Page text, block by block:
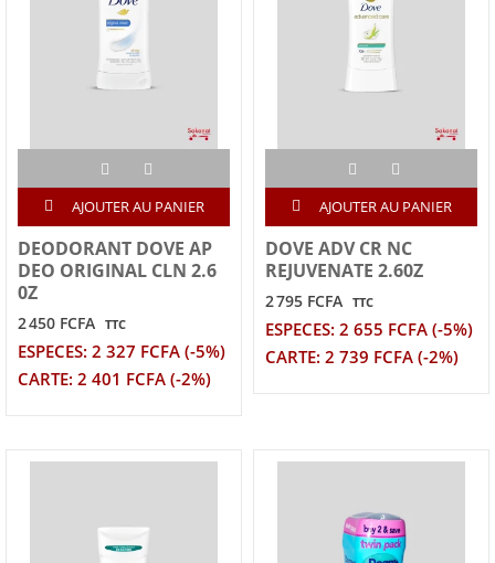
AJOUTER AU PANIER
DEODORANT DOVE AP
DEO ORIGINAL CLN 2.6
0Z
2 450 FCFA TTC
ESPECES: 2 327 FCFA (-5%)
CARTE: 2 401 FCFA (-2%)
AJOUTER AU PANIER
DOVE ADV CR NC
REJUVENATE 2.60Z
2 795 FCFA TTC
ESPECES: 2 655 FCFA (-5%)
CARTE: 2 739 FCFA (-2%)